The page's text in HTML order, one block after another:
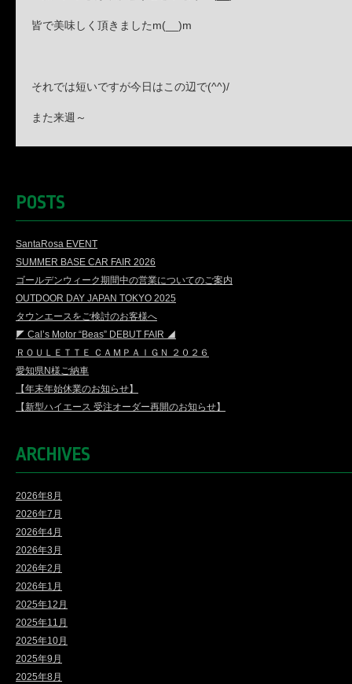
皆で美味しく頂きましたm(__)m
それでは短いですが今日はこの辺で(^^)/
また来週～
POSTS
SantaRosa EVENT
SUMMER BASE CAR FAIR 2026
ゴールデンウィーク期間中の営業についてのご案内
OUTDOOR DAY JAPAN TOKYO 2025
タウンエースをご検討のお客様へ
◤ Cal’s Motor “Beas” DEBUT FAIR ◢
ＲＯＵＬＥＴＴＥ ＣＡＭＰＡＩＧＮ ２０２６
愛知県N様ご納車
【年末年始休業のお知らせ】
【新型ハイエース 受注オーダー再開のお知らせ】
ARCHIVES
2026年8月
2026年7月
2026年4月
2026年3月
2026年2月
2026年1月
2025年12月
2025年11月
2025年10月
2025年9月
2025年8月